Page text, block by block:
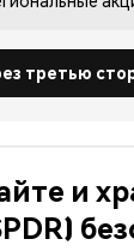
третью
и